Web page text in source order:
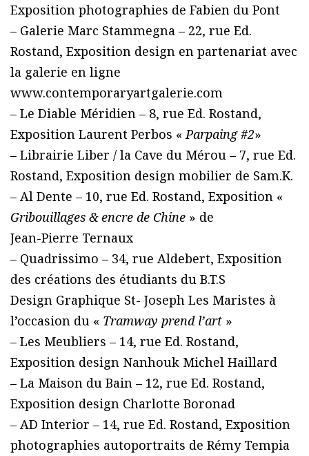
Exposition photographies de Fabien du Pont
– Galerie Marc Stammegna – 22, rue Ed.
Rostand, Exposition design en partenariat avec
la galerie en ligne
www.contemporaryartgalerie.com
– Le Diable Méridien – 8, rue Ed. Rostand,
Exposition Laurent Perbos «Parpaing #2»
– Librairie Liber / la Cave du Mérou – 7, rue Ed.
Rostand, Exposition design mobilier de Sam.K.
– Al Dente – 10, rue Ed. Rostand, Exposition «
Gribouillages & encre de Chine » de
Jean-Pierre Ternaux
– Quadrissimo – 34, rue Aldebert, Exposition
des créations des étudiants du B.T.S
Design Graphique St- Joseph Les Maristes à
l’occasion du « Tramway prend l’art »
– Les Meubliers – 14, rue Ed. Rostand,
Exposition design Nanhouk Michel Haillard
– La Maison du Bain – 12, rue Ed. Rostand,
Exposition design Charlotte Boronad
– AD Interior – 14, rue Ed. Rostand, Exposition
photographies autoportraits de Rémy Tempia